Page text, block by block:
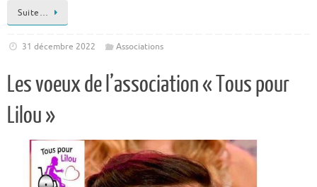
Suite…
31 décembre 2022 Associations
Les voeux de l’association « Tous pour
Lilou »